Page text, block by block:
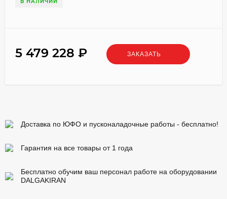
5 479 228 ЗАКАЗАТЬ
Доставка по ЮФО и пусконаладочные работы - бесплатно!
Гарантия на все товары от 1 года
Бесплатно обучим ваш персонал работе на оборудовании
DALGAKIRAN